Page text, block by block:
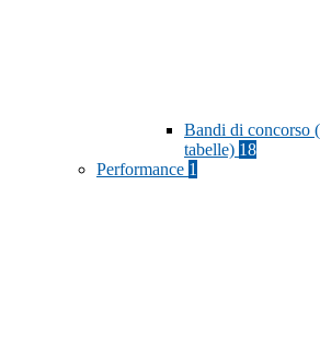
Bandi di concorso
tabelle) 18
Performance 1